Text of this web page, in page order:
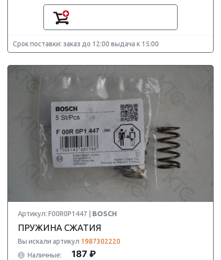
Срок поставки: заказ до 12:00 выдача к 15:00
Артикул: F00R0P1447 | BOSCH
ПРУЖИНА СЖАТИЯ
Вы искали артикул 1987302220
Наличные:
187 ₽